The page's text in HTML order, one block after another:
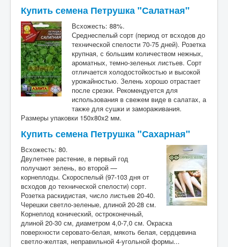
Купить семена Петрушка "Салатная"
Всхожесть: 88%.
Среднеспелый сорт (период от всходов до
технической спелости 70-75 дней). Розетка
крупная, с большим количеством нежных,
ароматных, темно-зеленых листьев. Сорт
отличается холодостойкостью и высокой
урожайностью. Зелень хорошо отрастает
после срезки. Рекомендуется для
использования в свежем виде в салатах, а
также для сушки и замораживания.
Размеры упаковки 150x80x2 мм.
Купить семена Петрушка "Сахарная"
Всхожесть: 80.
Двулетнее растение, в первый год
получают зелень, во второй —
корнеплоды. Скороспелый (97-103 дня от
всходов до технической спелости) сорт.
Розетка раскидистая, число листьев 20-40.
Черешки светло-зеленые, длиной 20-28 см.
Корнеплод конический, остроконечный,
длиной 20-30 см, диаметром 4,0-7,0 см. Окраска
поверхности серовато-белая, мякоть белая, сердцевина
светло-желтая, неправильной 4-угольной формы...